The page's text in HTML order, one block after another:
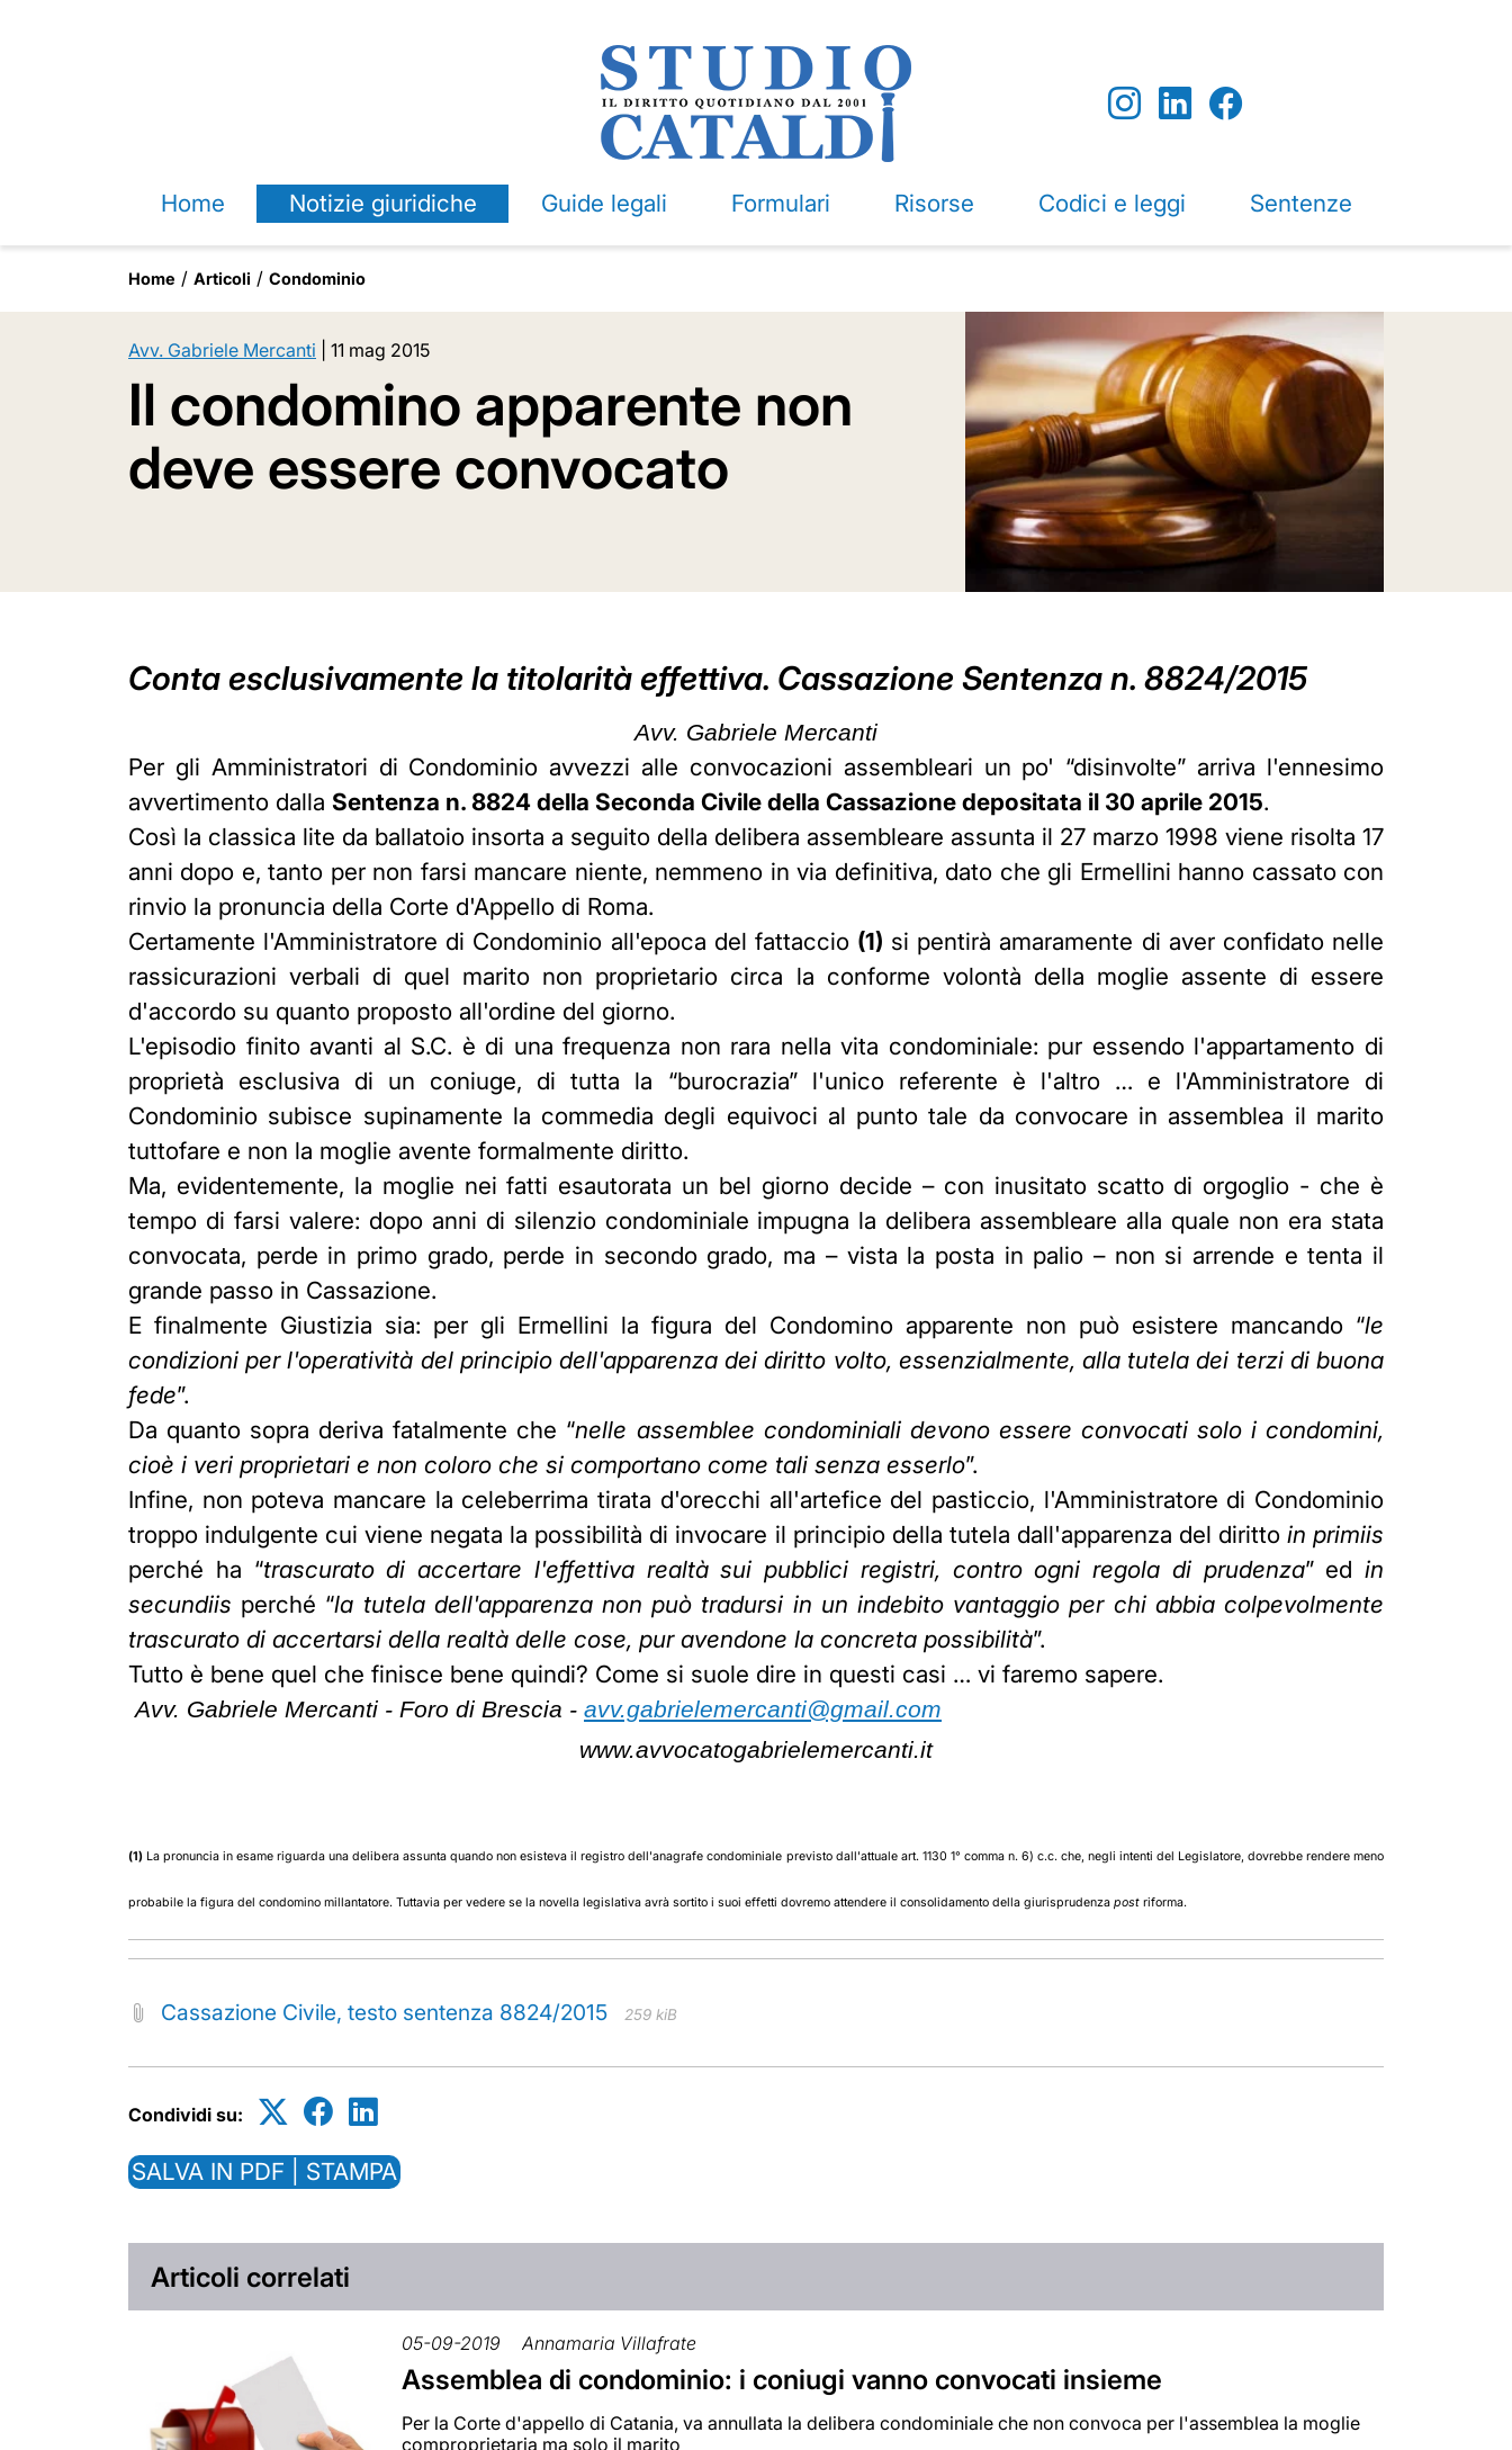
Home Notizie giuridiche Guide legali Formulari Risorse Codici e leggi Sentenze
Home Articoli Condominio
Avv. Gabriele Mercanti 11 mag 2015
Il condomino apparente non
deve essere convocato
Conta esclusivamente la titolarità effettiva. Cassazione Sentenza n. 8824/2015
Avv. Gabriele Mercanti
Per gli Amministratori di Condominio avvezzi alle convocazioni assembleari un po' “disinvolte” arriva l'ennesimo
avvertimento dalla Sentenza n. 8824 della Seconda Civile della Cassazione depositata il 30 aprile 2015.
Così la classica lite da ballatoio insorta a seguito della delibera assembleare assunta il 27 marzo 1998 viene risolta 17
anni dopo e, tanto per non farsi mancare niente, nemmeno in via definitiva, dato che gli Ermellini hanno cassato con
rinvio la pronuncia della Corte d'Appello di Roma.
Certamente l'Amministratore di Condominio all'epoca del fattaccio (1) si pentirà amaramente di aver confidato nelle
rassicurazioni verbali di quel marito non proprietario circa la conforme volontà della moglie assente di essere
d'accordo su quanto proposto all'ordine del giorno.
L'episodio finito avanti al S.C. è di una frequenza non rara nella vita condominiale: pur essendo l'appartamento di
proprietà esclusiva di un coniuge, di tutta la “burocrazia” l'unico referente è l'altro … e l'Amministratore di
Condominio subisce supinamente la commedia degli equivoci al punto tale da convocare in assemblea il marito
tuttofare e non la moglie avente formalmente diritto.
Ma, evidentemente, la moglie nei fatti esautorata un bel giorno decide – con inusitato scatto di orgoglio - che è
tempo di farsi valere: dopo anni di silenzio condominiale impugna la delibera assembleare alla quale non era stata
convocata, perde in primo grado, perde in secondo grado, ma – vista la posta in palio – non si arrende e tenta il
grande passo in Cassazione.
E finalmente Giustizia sia: per gli Ermellini la figura del Condomino apparente non può esistere mancando “le
condizioni per l'operatività del principio dell'apparenza dei diritto volto, essenzialmente, alla tutela dei terzi di buona
fede”.
Da quanto sopra deriva fatalmente che “nelle assemblee condominiali devono essere convocati solo i condomini,
cioè i veri proprietari e non coloro che si comportano come tali senza esserlo”.
Infine, non poteva mancare la celeberrima tirata d'orecchi all'artefice del pasticcio, l'Amministratore di Condominio
troppo indulgente cui viene negata la possibilità di invocare il principio della tutela dall'apparenza del diritto in primiis
perché ha “trascurato di accertare l'effettiva realtà sui pubblici registri, contro ogni regola di prudenza” ed in
secundiis perché “la tutela dell'apparenza non può tradursi in un indebito vantaggio per chi abbia colpevolmente
trascurato di accertarsi della realtà delle cose, pur avendone la concreta possibilità”.
Tutto è bene quel che finisce bene quindi? Come si suole dire in questi casi … vi faremo sapere.
Avv. Gabriele Mercanti - Foro di Brescia - avv.gabrielemercanti@gmail.com
www.avvocatogabrielemercanti.it
(1) La pronuncia in esame riguarda una delibera assunta quando non esisteva il registro dell'anagrafe condominiale previsto dall'attuale art. 1130 1° comma n. 6) c.c. che, negli intenti del Legislatore, dovrebbe rendere meno
probabile la figura del condomino millantatore. Tuttavia per vedere se la novella legislativa avrà sortito i suoi effetti dovremo attendere il consolidamento della giurisprudenza post riforma.
Cassazione Civile, testo sentenza 8824/2015 259 kiB
Condividi su:
SALVA IN PDF | STAMPA
Articoli correlati
05-09-2019 Annamaria Villafrate
Assemblea di condominio: i coniugi vanno convocati insieme
Per la Corte d'appello di Catania, va annullata la delibera condominiale che non convoca per l'assemblea la moglie
comproprietaria ma solo il marito